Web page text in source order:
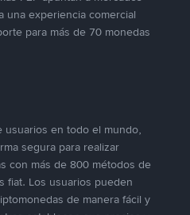
una experiencia comercial
para más de 70 monedas
usuarios en todo el mundo,
segura para realizar
con más de 800 métodos de
fiat. Los usuarios pueden
de manera fácil y